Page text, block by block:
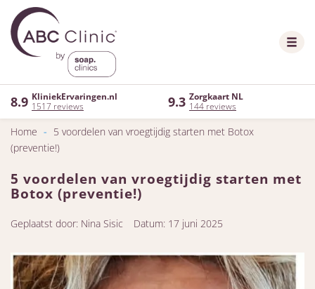
8.9 KliniekErvaringen.nl
1517 reviews
9.3 Zorgkaart NL
144 reviews
Home - 5 voordelen van vroegtijdig starten met Botox
(preventie!)
5 voordelen van vroegtijdig starten met
Botox (preventie!)
Geplaatst door: Nina Sisic Datum: 17 juni 2025